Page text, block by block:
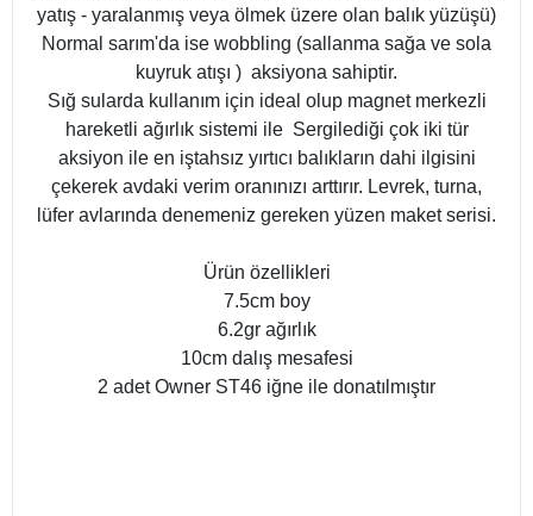
yatış - yaralanmış veya ölmek üzere olan balık yüzüşü)
Normal sarım'da ise wobbling (sallanma sağa ve sola
kuyruk atışı ) aksiyona sahiptir.
Sığ sularda kullanım için ideal olup magnet merkezli
hareketli ağırlık sistemi ile Sergilediği çok iki tür
aksiyon ile en iştahsız yırtıcı balıkların dahi ilgisini
çekerek avdaki verim oranınızı arttırır. Levrek, turna,
lüfer avlarında denemeniz gereken yüzen maket serisi.
Ürün özellikleri
7.5cm boy
6.2gr ağırlık
10cm dalış mesafesi
2 adet Owner ST46 iğne ile donatılmıştır